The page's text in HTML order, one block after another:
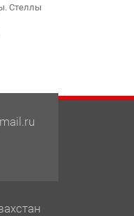
Стеллы